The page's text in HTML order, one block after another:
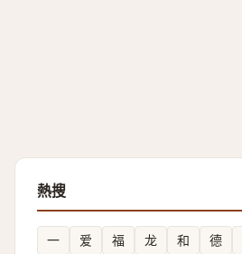
熱搜
一 爱 福 龙 和 德